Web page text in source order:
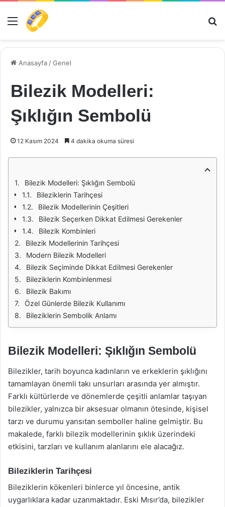
Menü
Anasayfa /Genel
Bilezik Modelleri:
Şıklığın Sembolü
12 Kasım 2024 4 dakika okuma süresi
Bilezik Modelleri: Şıklığın Sembolü
Bileziklerin Tarihçesi
Bilezik Modellerinin Çeşitleri
Bilezik Seçerken Dikkat Edilmesi Gerekenler
Bilezik Kombinleri
Bilezik Modellerinin Tarihçesi
Modern Bilezik Modelleri
Bilezik Seçiminde Dikkat Edilmesi Gerekenler
Bileziklerin Kombinlenmesi
Bilezik Bakımı
Özel Günlerde Bilezik Kullanımı
Bileziklerin Sembolik Anlamı
Bilezik Modelleri: Şıklığın Sembolü
Bilezikler, tarih boyunca kadınların ve erkeklerin şıklığını
tamamlayan önemli takı unsurları arasında yer almıştır.
Farklı kültürlerde ve dönemlerde çeşitli anlamlar taşıyan
bilezikler, yalnızca bir aksesuar olmanın ötesinde, kişisel
tarzı ve durumu yansıtan semboller haline gelmiştir. Bu
makalede, farklı bilezik modellerinin şıklık üzerindeki
etkisini, tarzları ve kullanım alanlarını ele alacağız.
Bileziklerin Tarihçesi
Bileziklerin kökenleri binlerce yıl öncesine, antik
uygarlıklara kadar uzanmaktadır. Eski Mısır’da, bilezikler